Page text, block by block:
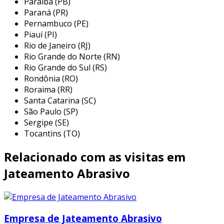
operações e garantir a conformidade com
rigorosos padrões industriais.
métodos de limpeza química e
mecânica
métodos de limpeza química e mecânica
oferecem a flexibilidade necessária para
atender as diversas demandas industriais.
a limpeza química utiliza agentes especializados
que reagem com os contaminantes,
comprometer a integridade estrutural dos
metais. este processo não só garante uma
limpeza eficaz, mas também prolonga o tempo
de operação entre as manutenções, reduzindo
os custos operacionais.
Paraná (PR)
Pernambuco (PE)
Piauí (PI)
Rio de Janeiro (RJ)
Rio Grande do Norte (RN)
Rio Grande do Sul (RS)
Rondônia (RO)
Roraima (RR)
Santa Catarina (SC)
São Paulo (SP)
Sergipe (SE)
Tocantins (TO)
Relacionado com as visitas em
Jateamento Abrasivo
Empresa de Jateamento Abrasivo